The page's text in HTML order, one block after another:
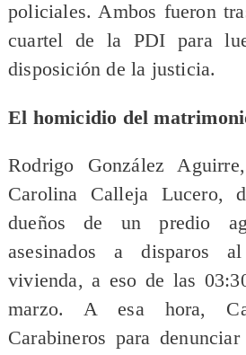
policiales. Ambos fueron
cuartel de la PDI para
disposición de la justicia.
El homicidio del
Rodrigo González
Carolina Calleja Lucero,
dueños de un predio
asesinados a disparos
vivienda, a eso de las
marzo. A esa hora,
Carabineros para